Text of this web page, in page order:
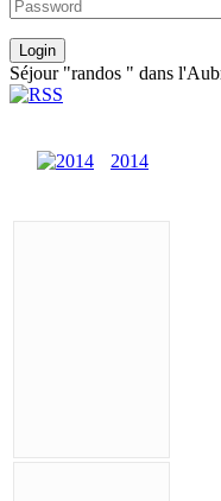
Séjour "randos " dans
2014